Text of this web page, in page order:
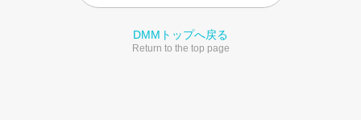
DMMトップへ戻る
Return to the top page